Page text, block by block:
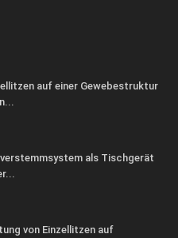
auf einer Gewebestruktur
als Tischgerät
von Einzellitzen auf